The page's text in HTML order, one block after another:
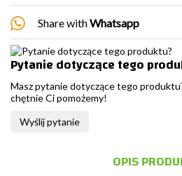
Share withWhatsapp
Pytanie dotyczące tego
Masz pytanie dotyczące tego
chętnie Ci pomożemy!
Wyślij pytanie
OPIS